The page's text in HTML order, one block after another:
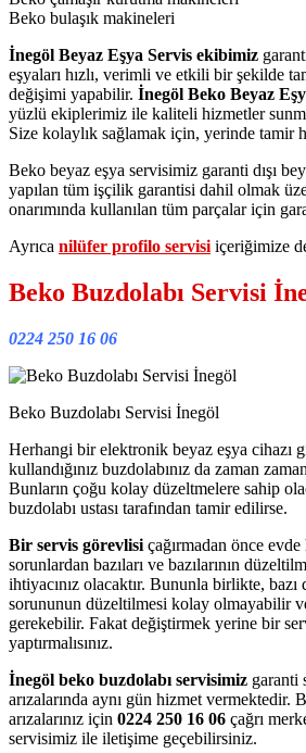
Beko bulaşık makineleri
İnegöl Beyaz Eşya Servis ekibimiz
eşyaları hızlı, verimli ve etkili bir şekilde
değişimi yapabilir. İnegöl Beko Beyaz
yüzlü ekiplerimiz ile kaliteli hizmetler
Size kolaylık sağlamak için, yerinde tamir
Beko beyaz eşya servisimiz garanti dışı
yapılan tüm işçilik garantisi dahil olmak
onarımında kullanılan tüm parçalar için
Ayrıca nilüfer profilo servisi içeriğimize
Beko Buzdolabı Servisi
0224 250 16 06
Beko Buzdolabı Servisi İnegöl
Herhangi bir elektronik beyaz eşya cihazı
kullandığınız buzdolabınız da zaman
Bunların çoğu kolay düzeltmelere sahip
buzdolabı ustası tarafından tamir edilirse.
Bir servis görevlisi çağırmadan önce
sorunlardan bazıları ve bazılarının
ihtiyacınız olacaktır. Bununla birlikte,
sorununun düzeltilmesi kolay olmayabilir
gerekebilir. Fakat değiştirmek yerine bir
yaptırmalısınız.
İnegöl beko buzdolabı servisimiz garanti
arızalarında aynı gün hizmet vermektedir.
arızalarınız için 0224 250 16 06 çağrı
servisimiz ile iletişime geçebilirsiniz.